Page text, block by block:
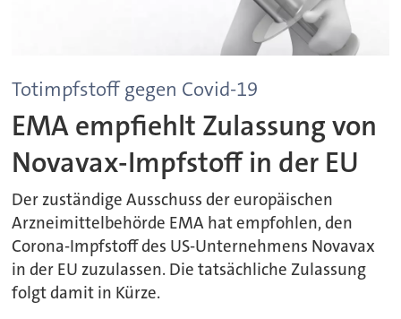
Totimpfstoff gegen Covid-19
EMA empfiehlt Zulassung von
Novavax-Impfstoff in der EU
Der zuständige Ausschuss der europäischen
Arzneimittelbehörde EMA hat empfohlen, den
Corona-Impfstoff des US-Unternehmens Novavax
in der EU zuzulassen. Die tatsächliche Zulassung
folgt damit in Kürze.